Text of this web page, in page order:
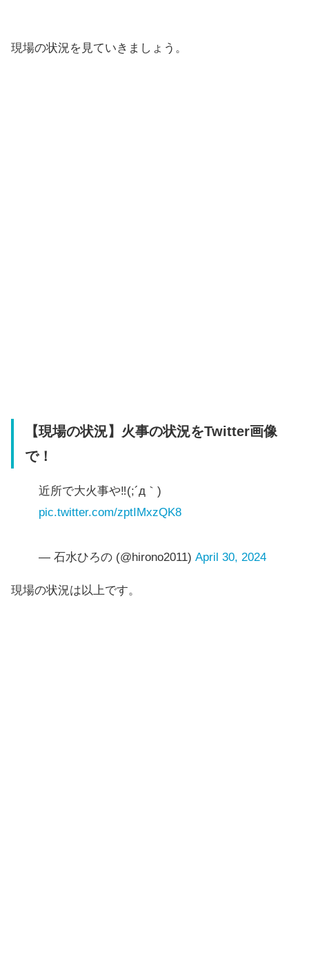
現場の状況を見ていきましょう。
【現場の状況】火事の状況をTwitter画像
で！
近所で大火事や‼️(;´д｀)
pic.twitter.com/zptIMxzQK8
— 石水ひろの (@hirono2011) April 30, 2024
現場の状況は以上です。